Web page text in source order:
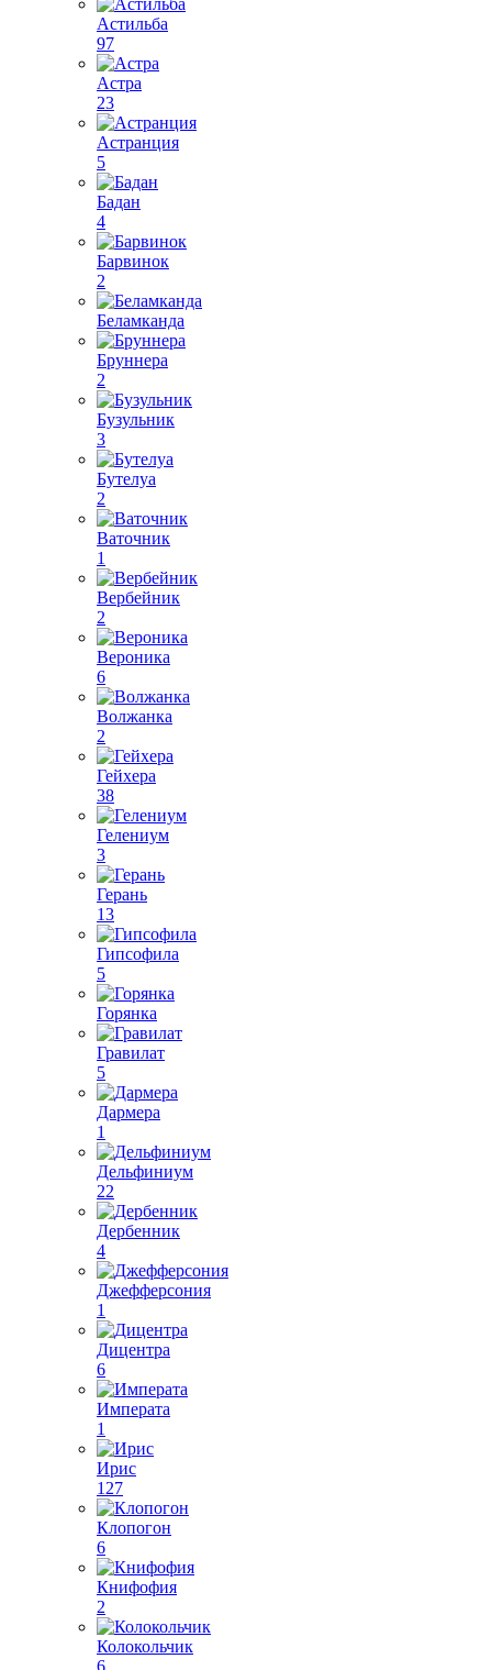
Астильба
97
Астра
23
Астранция
5
Бадан
4
Барвинок
2
Беламканда
Бруннера
2
Бузульник
3
Бутелуа
2
Ваточник
1
Вербейник
2
Вероника
6
Волжанка
2
Гейхера
38
Гелениум
3
Герань
13
Гипсофила
5
Горянка
Гравилат
5
Дармера
1
Дельфиниум
22
Дербенник
4
Джефферсония
1
Дицентра
6
Императа
1
Ирис
127
Клопогон
6
Книфофия
2
Колокольчик
6